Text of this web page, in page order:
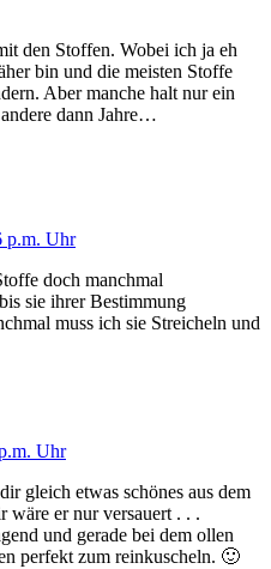
den Stoffen. Wobei ich ja eh
bin und die meisten Stoffe
Aber manche halt nur ein
dann Jahre…
p.m. Uhr
doch manchmal
sie ihrer Bestimmung
muss ich sie Streicheln und
Uhr
gleich etwas schönes aus dem
wäre er nur versauert . . .
und gerade bei dem ollen
perfekt zum reinkuscheln. 🙂